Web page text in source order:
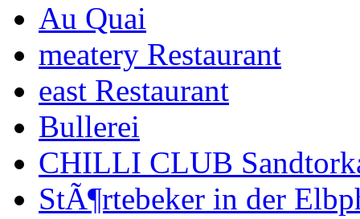
Au Quai
meatery Restaurant
east Restaurant
Bullerei
CHILLI CLUB
StÃ¶rtebeker in der